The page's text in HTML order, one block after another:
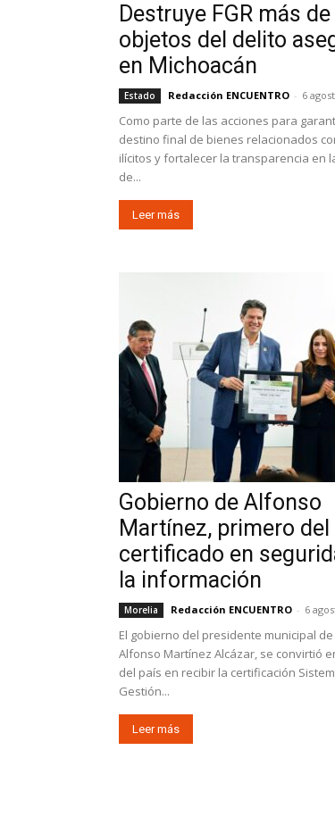
Destruye FGR más de
objetos del delito
en Michoacán
Estado Redacción ENCUENTRO - 6
Como parte de las acciones para
destino final de bienes relacionados
ilícitos y fortalecer la transparencia en
de...
Leer más
Gobierno de Alfonso
Martínez, primero del
certificado en
la información
Morelia Redacción ENCUENTRO - 6
El gobierno del presidente municipal
Alfonso Martínez Alcázar, se convirtió
del país en recibir la certificación
Gestión...
Leer más